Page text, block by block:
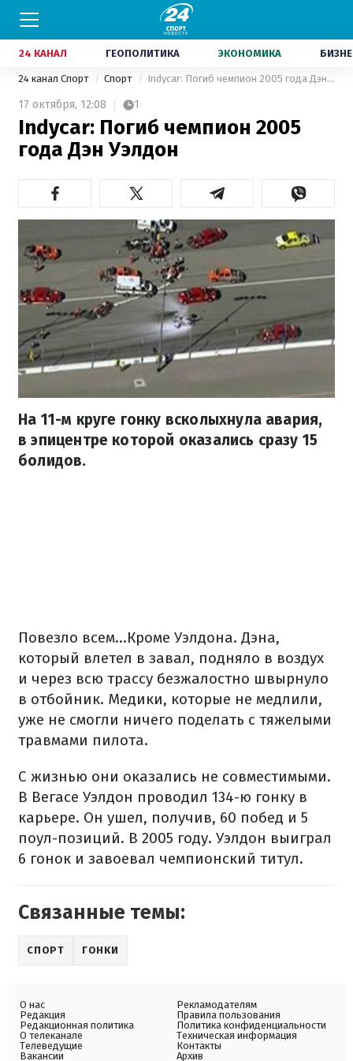
24 КАНАЛ ГЕОПОЛИТИКА ЭКОНОМИКА
24 канал Спорт Спорт Indycar: Погиб чемпион 2005 года Дэн Уэлдон
17 октября, 12:08 1
Indycar: Погиб чемпион 2005
года Дэн Уэлдон
На 11-м круге гонку всколыхнула авария,
в эпицентре которой оказались сразу 15
болидов.
Повезло всем...Кроме Уэлдона. Дэна,
который влетел в завал, подняло в воздух
и через всю трассу безжалостно швырнуло
в отбойник. Медики, которые не медлили,
уже не смогли ничего поделать с тяжелыми
травмами пилота.
С жизнью они оказались не совместимыми.
В Вегасе Уэлдон проводил 134-ю гонку в
карьере. Он ушел, получив, 60 побед и 5
поул-позиций. В 2005 году. Уэлдон выиграл
6 гонок и завоевал чемпионский титул.
Связанные темы:
СПОРТ ГОНКИ
О нас
Редакция
Редакционная политика
О телеканале
Телеведущие
Вакансии
Рекламодателям
Правила пользования
Политика конфиденциальности
Техническая информация
Контакты
Архив